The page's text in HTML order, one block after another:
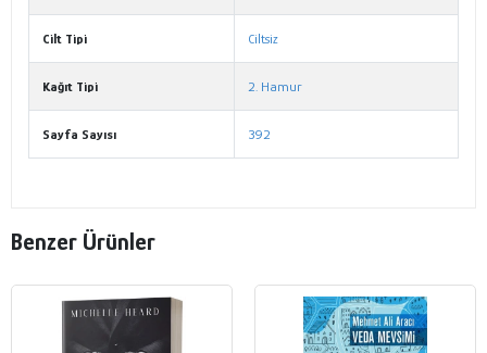
Cilt Tipi Ciltsiz
Kağıt Tipi 2. Hamur
Sayfa Sayısı 392
Benzer Ürünler